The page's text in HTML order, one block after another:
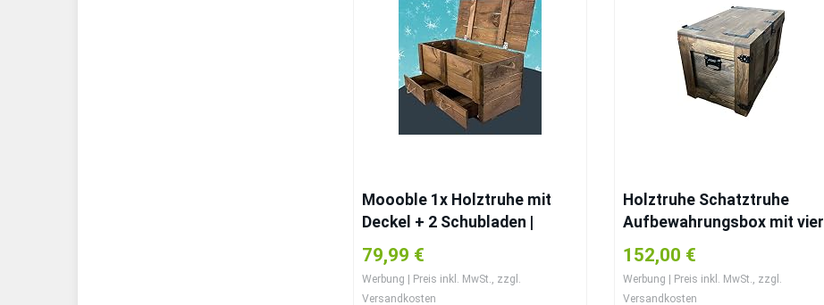
Moooble 1x Holztruhe mit
Deckel + 2 Schubladen |
85,5x42x43,5 cm | stabile
Spielzeugtruhe Holz als
‚Schatzkiste‘ mit viel Platz |
79,99 €
Werbung | Preis inkl. MwSt., zzgl.
Versandkosten
Holztruhe Schatztruhe
Aufbewahrungsbox mit vier
Räder. Holzkiste Truhe
Couchtisch Beistelltisch
Vintage Shabby chic
152,00 €
Werbung | Preis inkl. MwSt., zzgl.
Versandkosten